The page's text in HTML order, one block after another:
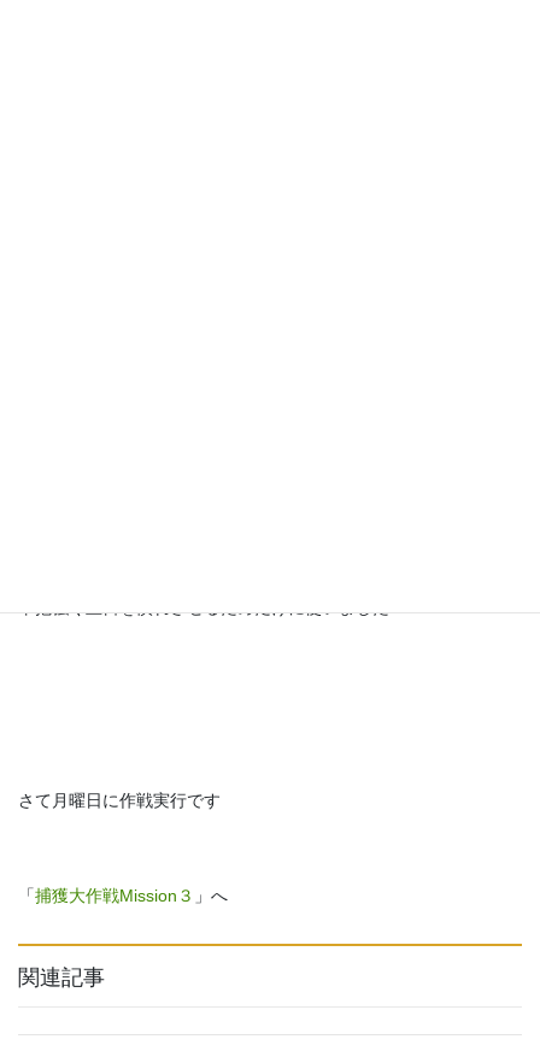
辛抱強く土日を慣れさせるためだけに使いました
さて月曜日に作戦実行です
「捕獲大作戦Mission３ 」へ
関連記事